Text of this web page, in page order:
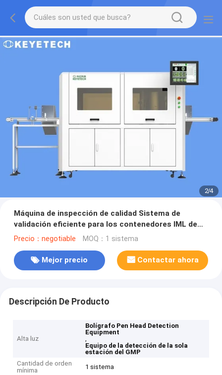
2/4
Máquina de inspección de calidad Sistema de
validación eficiente para los contenedores IML de
productos de consumo rápido
Precio：negotiable MOQ：1 sistema
Mejor precio Contactar ahora
Descripción De Producto
Alta luz
Bolígrafo Pen Head Detection
Equipment
,
Equipo de la detección de la sola
estación del GMP
Cantidad de orden
mínima
1 sistema